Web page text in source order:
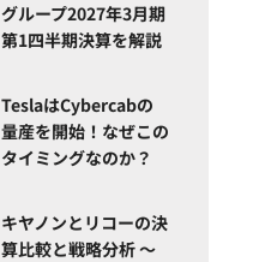
グループ2027年3月期
第1四半期決算を解説
TeslaはCybercabの
量産を開始！なぜこの
タイミングなのか？
キヤノンとリコーの決
算比較と戦略分析 ～